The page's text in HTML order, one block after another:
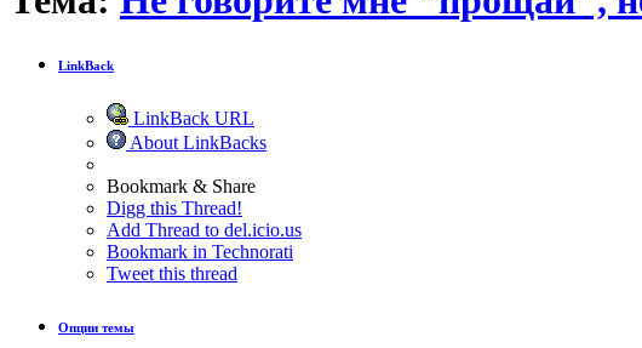
LinkBack
LinkBack URL
About LinkBacks
Bookmark & Share
Digg this Thread!
Add Thread to del.icio.us
Bookmark in Technorati
Tweet this thread
Опции темы